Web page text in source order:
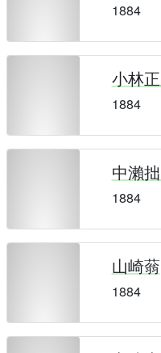
1884
小林
1884
中瀨
1884
山崎蓊
1884